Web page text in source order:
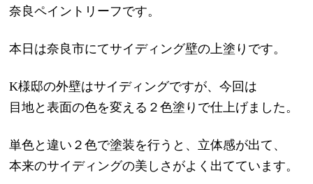
奈良ペイントリーフです。
本日は奈良市にてサイディング壁の上塗りです。
K様邸の外壁はサイディングですが、今回は
目地と表面の色を変える２色塗りで仕上げました。
単色と違い２色で塗装を行うと、立体感が出て、
本来のサイディングの美しさがよく出てています。